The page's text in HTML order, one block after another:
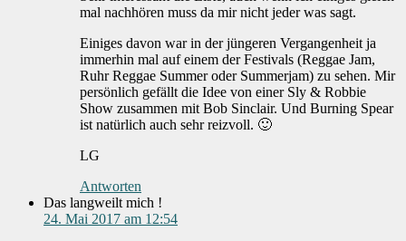
mal nachhören muss da mir nicht jeder was sagt.
Einiges davon war in der jüngeren Vergangenheit ja
immerhin mal auf einem der Festivals (Reggae Jam,
Ruhr Reggae Summer oder Summerjam) zu sehen. Mir
persönlich gefällt die Idee von einer Sly & Robbie
Show zusammen mit Bob Sinclair. Und Burning Spear
ist natürlich auch sehr reizvoll. 🙂
LG
Antworten
Das langweilt mich !
24. Mai 2017 am 12:54